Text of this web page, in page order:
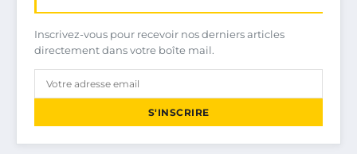
Inscrivez-vous pour recevoir nos derniers articles
directement dans votre boîte mail.
S'INSCRIRE